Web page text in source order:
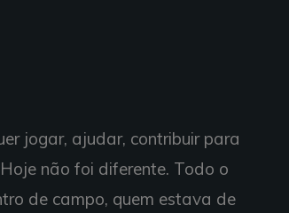
jogar, ajudar, contribuir para
não foi diferente. Todo o
de campo, quem estava de